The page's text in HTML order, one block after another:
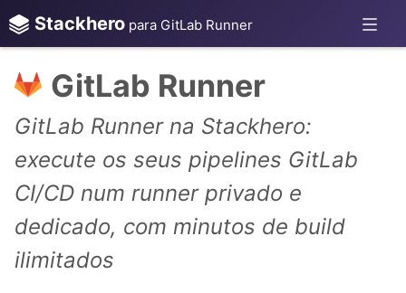
Stackhero para GitLab Runner
GitLab Runner
GitLab Runner na Stackhero:
execute os seus pipelines GitLab
CI/CD num runner privado e
dedicado, com minutos de build
ilimitados